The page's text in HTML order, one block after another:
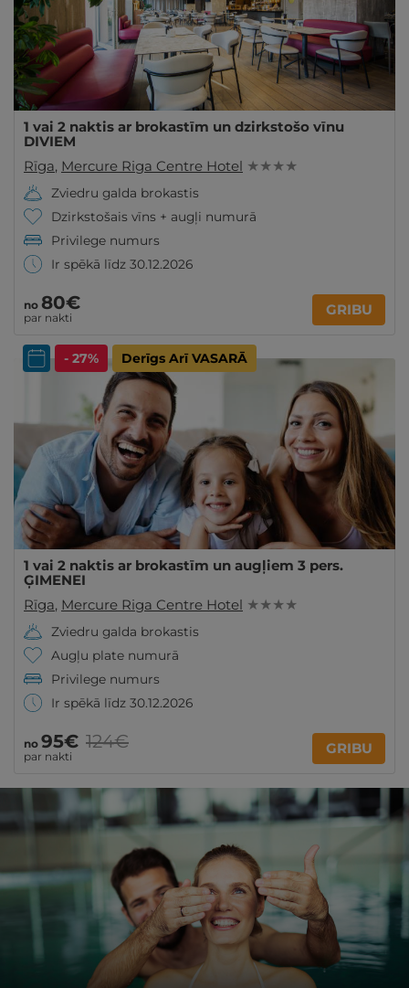
1 vai 2 naktis ar brokastīm un dzirkstošo vīnu
DIVIEM
Rīga, Mercure Riga Centre Hotel ★ ★ ★ ★
Zviedru galda brokastis
Dzirkstošais vīns + augļi numurā
Privilege numurs
Ir spēkā līdz 30.12.2026
no 80€
par nakti GRIBU
- 27% Derīgs Arī VASARĀ
1 vai 2 naktis ar brokastīm un augļiem 3 pers.
ĢIMENEI
Rīga, Mercure Riga Centre Hotel ★ ★ ★ ★
Zviedru galda brokastis
Augļu plate numurā
Privilege numurs
Ir spēkā līdz 30.12.2026
no 95€
par nakti
124€ GRIBU